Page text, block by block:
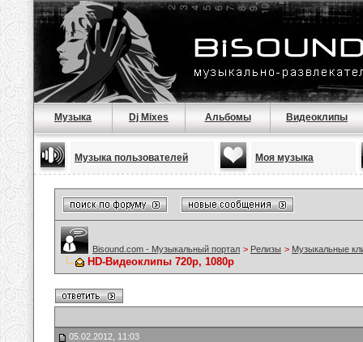
Музыка Dj Mixes Альбомы Видеоклипы
Музыка пользователей Моя музыка
Bisound.com - Музыкальный портал > Релизы > Музыкальные
HD-Видеоклипы 720p, 1080p
05.02.2012, 11:03